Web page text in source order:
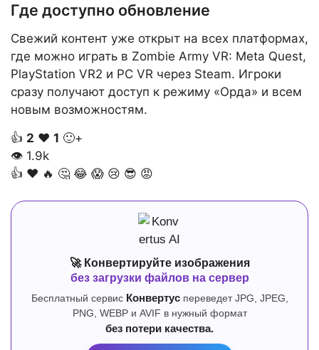
Где доступно обновление
Свежий контент уже открыт на всех платформах,
где можно играть в Zombie Army VR: Meta Quest,
PlayStation VR2 и PC VR через Steam. Игроки
сразу получают доступ к режиму «Орда» и всем
новым возможностям.
👍 2 ❤️ 1 🙂+
👁 1.9k
👍 ❤️ 🔥 🤔 😂 😱 😢 😎 😡
🚀 Конвертируйте изображения
без загрузки файлов на сервер
Бесплатный сервис Конвертуспереведет JPG, JPEG,
PNG, WEBP и AVIF в нужный формат
без потери качества.